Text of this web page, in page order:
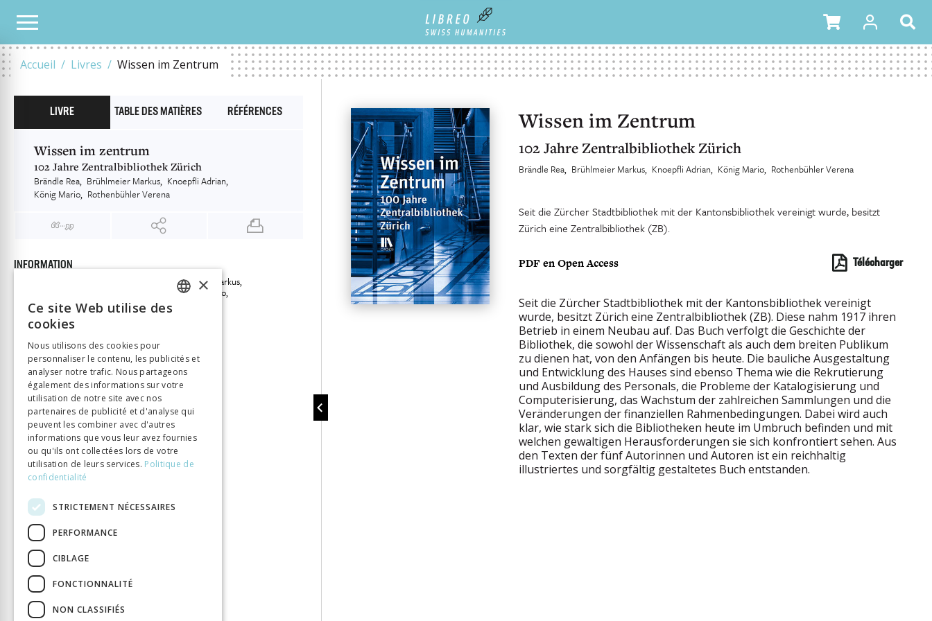
Accueil Livres Wissen im Zentrum
NOTRE CATALOGUE
Wissen im Zentrum
102 Jahre Zentralbibliothek Zürich
Brändle Rea Brühlmeier Markus Knoepfli Adrian König Mario Rothenbühler Verena
Seit die Zürcher Stadtbibliothek mit der Kantonsbibliothek vereinigt wurde, besitzt
Zürich eine Zentralbibliothek (ZB).
PDF en Open Access Télécharger
Seit die Zürcher Stadtbibliothek mit der Kantonsbibliothek vereinigt
wurde, besitzt Zürich eine Zentralbibliothek (ZB). Diese nahm 1917 ihren
Betrieb in einem Neubau auf. Das Buch verfolgt die Geschichte der
Bibliothek, die sowohl der Wissenschaft als auch dem breiten Publikum
zu dienen hat, von den Anfängen bis heute. Die bauliche Ausgestaltung
und Entwicklung des Hauses sind ebenso Thema wie die Rekrutierung
und Ausbildung des Personals, die Probleme der Katalogisierung und
Computerisierung, das Wachstum der zahlreichen Sammlungen und die
Veränderungen der finanziellen Rahmenbedingungen. Dabei wird auch
klar, wie stark sich die Bibliotheken heute im Umbruch befinden und mit
welchen gewaltigen Herausforderungen sie sich konfrontiert sehen. Aus
den Texten der fünf Autorinnen und Autoren ist ein reichhaltig
illustriertes und sorgfältig gestaltetes Buch entstanden.
LIVRE TABLE DES MATIÈRES RÉFÉRENCES
Wissen im zentrum
102 Jahre Zentralbibliothek Zürich
Brändle Rea Brühlmeier Markus Knoepfli Adrian
König Mario Rothenbühler Verena
INFORMATION
Brühlmeier Markus
König Mario
Rothenbühler Verena
Éditeur
ISBN
9783034013765
Langue
Deutsch
Nombre de pages
304
Parution
3 mai 2017
DOI
10.33057/chronos.1376
ITALIAN
×
Ce site Web utilise des
cookies
Nous utilisons des cookies pour
personnaliser le contenu, les publicités et
analyser notre trafic. Nous partageons
également des informations sur votre
utilisation de notre site avec nos
partenaires de publicité et d'analyse qui
peuvent les combiner avec d'autres
informations que vous leur avez fournies
ou qu'ils ont collectées lors de votre
utilisation de leurs services. Politique de
confidentialité
STRICTEMENT NÉCESSAIRES
PERFORMANCE
CIBLAGE
FONCTIONNALITÉ
NON CLASSIFIÉS